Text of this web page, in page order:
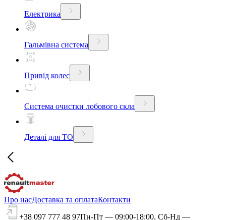
Електрика
Гальмівна система
Привід колес
Система очистки лобового скла
Деталі для ТО
Про насДоставка та оплатаКонтакти
+38 097 777 48 97Пн-Пт — 09:00-18:00, Сб-Нд —